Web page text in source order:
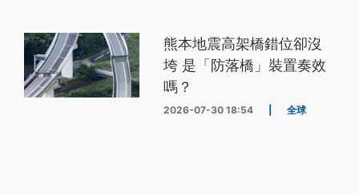
熊本地震高架橋錯位卻沒
垮 是「防落橋」裝置奏效
嗎？
2026-07-30 18:54 全球